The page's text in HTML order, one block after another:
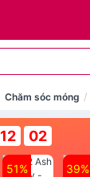
Chăm sóc móng
12 01
51% 39%